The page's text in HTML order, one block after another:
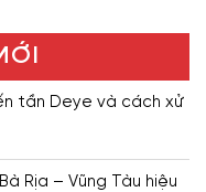
tần Deye và cách xử
Rịa – Vũng Tàu hiệu